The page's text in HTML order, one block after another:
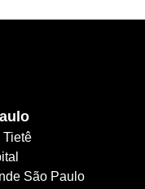
Tietê
São Paulo